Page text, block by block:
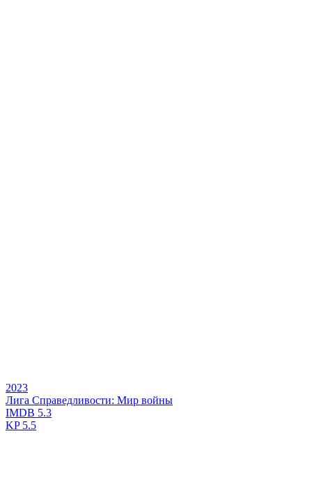
2023
Лига Справедливости: Мир войны
IMDB 5.3
KP5.5